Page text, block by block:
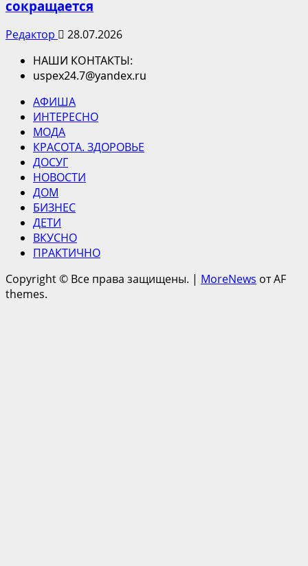
сокращается
Редактор
28.07.2026
НАШИ КОНТАКТЫ:
uspex24.7@yandex.ru
АФИША
ИНТЕРЕСНО
МОДА
КРАСОТА. ЗДОРОВЬЕ
ДОСУГ
НОВОСТИ
ДОМ
БИЗНЕС
ДЕТИ
ВКУСНО
ПРАКТИЧНО
Copyright © Все права защищены. | MoreNews от AF
themes.